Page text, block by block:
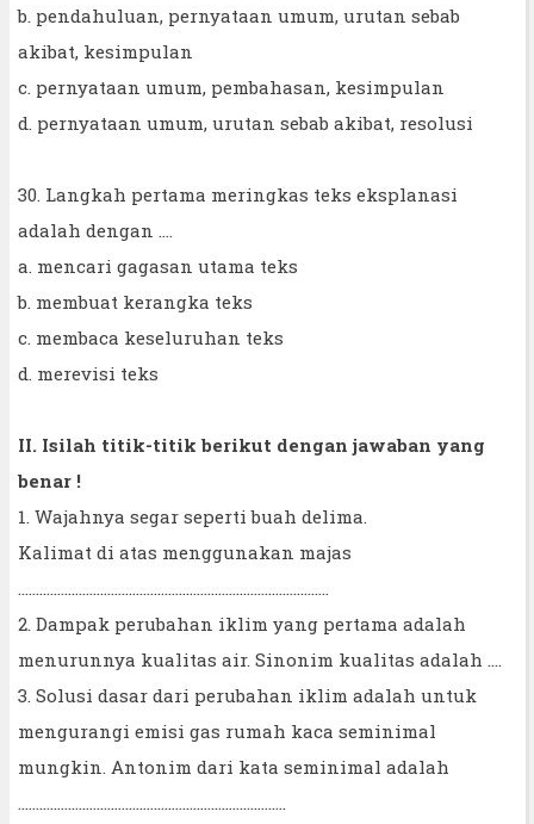
b. pendahuluan, pernyataan umum, urutan sebab
akibat, kesimpulan
c. pernyataan umum, pembahasan, kesimpulan
d. pernyataan umum, urutan sebab akibat, resolusi
30. Langkah pertama meringkas teks eksplanasi
adalah dengan ....
a. mencari gagasan utama teks
b. membuat kerangka teks
c. membaca keseluruhan teks
d. merevisi teks
II. Isilah titik-titik berikut dengan jawaban yang
benar !
1. Wajahnya segar seperti buah delima.
Kalimat di atas menggunakan majas
2. Dampak perubahan iklim yang pertama adalah
menurunnya kualitas air. Sinonim kualitas adalah ....
3. Solusi dasar dari perubahan iklim adalah untuk
mengurangi emisi gas rumah kaca seminimal
mungkin. Antonim dari kata seminimal adalah